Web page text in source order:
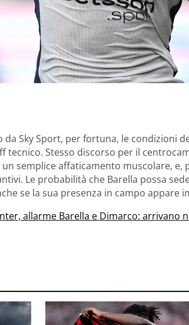
Sky Sport, per fortuna, le condizioni
tecnico. Stesso discorso per il
semplice affaticamento muscolare, e,
Le probabilità che Barella possa
se la sua presenza in campo appare
allarme Barella e Dimarco: arrivano